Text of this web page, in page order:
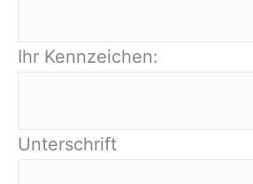
Ihr Kennzeichen:
Unterschrift